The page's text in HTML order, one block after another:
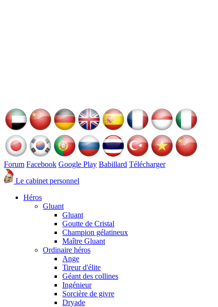
Forum Facebook Google Play Babillard Télécharger
Le cabinet personnel
Héros
Gluant
Gluant
Goutte de Cristal
Champion gélatineux
Maître Gluant
Ordinaire héros
Ange
Tireur d'élite
Géant des collines
Ingénieur
Sorcière de givre
Dryade